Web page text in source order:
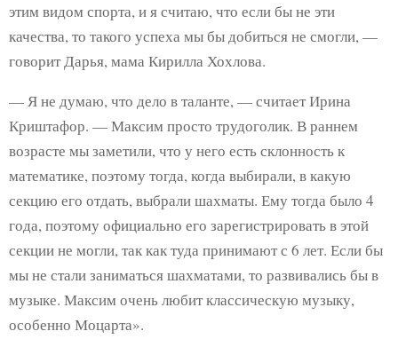
этим видом спорта, и я считаю, что если бы не эти
качества, то такого успеха мы бы добиться не смогли, —
говорит Дарья, мама Кирилла Хохлова.
— Я не думаю, что дело в таланте, — считает Ирина
Криштафор. — Максим просто трудоголик. В раннем
возрасте мы заметили, что у него есть склонность к
математике, поэтому тогда, когда выбирали, в какую
секцию его отдать, выбрали шахматы. Ему тогда было 4
года, поэтому официально его зарегистрировать в этой
секции не могли, так как туда принимают с 6 лет. Если бы
мы не стали заниматься шахматами, то развивались бы в
музыке. Максим очень любит классическую музыку,
особенно Моцарта».